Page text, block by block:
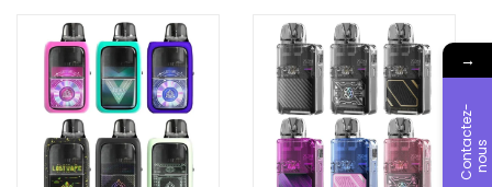
→
C
o
n
t a
c
t
e
z
-
n
o
u s